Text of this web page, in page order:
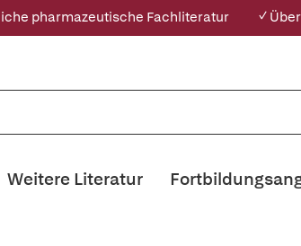
pharmazeutische Fachliteratur ✓
Weitere Literatur